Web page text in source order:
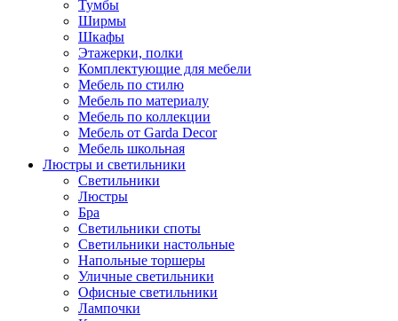
Тумбы
Ширмы
Шкафы
Этажерки, полки
Комплектующие для мебели
Мебель по стилю
Мебель по материалу
Мебель по коллекции
Мебель от Garda Decor
Мебель школьная
Люстры и светильники
Светильники
Люстры
Бра
Светильники споты
Светильники настольные
Напольные торшеры
Уличные светильники
Офисные светильники
Лампочки